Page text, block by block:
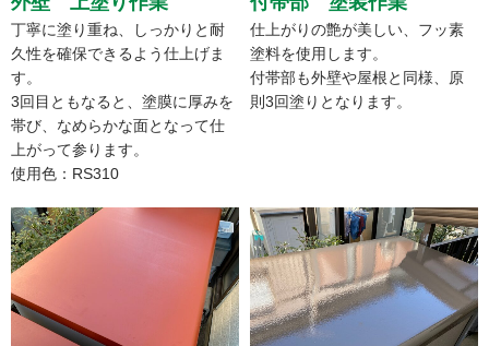
丁寧に塗り重ね、しっかりと耐
久性を確保できるよう仕上げま
す。
3回目ともなると、塗膜に厚みを
帯び、なめらかな面となって仕
上がって参ります。
使用色：RS310
仕上がりの艶が美しい、フッ素
塗料を使用します。
付帯部も外壁や屋根と同様、原
則3回塗りとなります。